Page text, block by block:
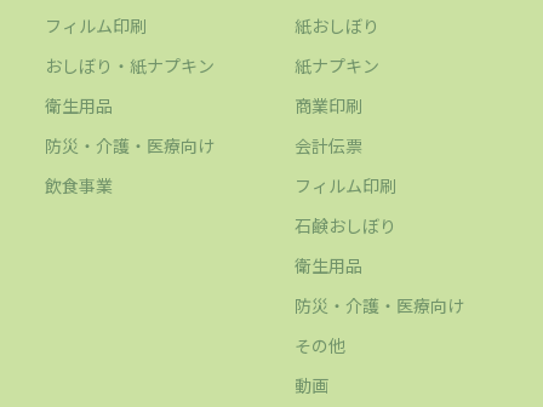
フィルム印刷
おしぼり・紙ナプキン
衛生用品
防災・介護・医療向け
飲食事業
紙おしぼり
紙ナプキン
商業印刷
会計伝票
フィルム印刷
石鹸おしぼり
衛生用品
防災・介護・医療向け
その他
動画